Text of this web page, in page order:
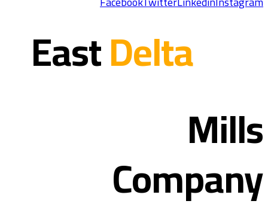
Delta
Mills
Company